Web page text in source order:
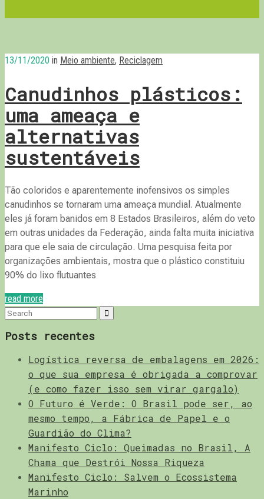
13/11/2020 in Meio ambiente, Reciclagem
Canudinhos plásticos:
uma ameaça e
alternativas
sustentáveis
Tão coloridos e aparentemente inofensivos os simples
canudinhos se tornaram uma ameaça mundial. Atualmente
eles já foram banidos em 8 Estados Brasileiros, além do veto
em outras unidades da Federação, ainda falta muita iniciativa
para que ele saia de circulação. Uma pesquisa feita por
organizações ambientais, mostra que o plástico constituiu
90% do lixo flutuantes
read more
Search
Posts recentes
Logística reversa de embalagens em 2026:
o que sua empresa é obrigada a comprovar
(e como fazer isso sem virar gargalo)
O Futuro é Verde: O Brasil pode ser, ao
mesmo tempo, a Fábrica de Papel e o
Guardião do Clima?
Manifesto Ciclo: Queimadas no Brasil, A
Chama que Destrói Nossa Riqueza
Manifesto Ciclo: Salvem o Ecossistema
Marinho